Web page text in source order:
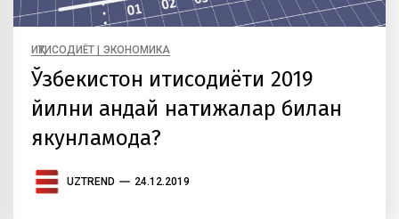
ИҚТИСОДИЁТ | ЭКОНОМИКА
Ўзбекистон иқтисодиёти 2019
йилни қандай натижалар билан
якунламоқда?
UZTREND 24.12.2019